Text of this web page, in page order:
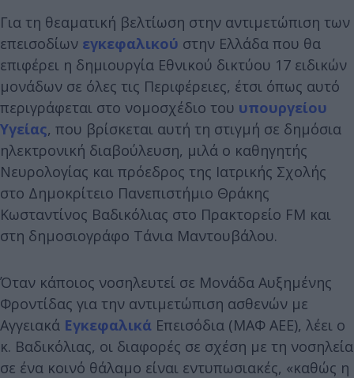
Για τη θεαματική βελτίωση στην αντιμετώπιση των
επεισοδίων εγκεφαλικού στην Ελλάδα που θα
επιφέρει η δημιουργία Εθνικού δικτύου 17 ειδικών
μονάδων σε όλες τις Περιφέρειες, έτσι όπως αυτό
περιγράφεται στο νομοσχέδιο του υπουργείου
Υγείας, που βρίσκεται αυτή τη στιγμή σε δημόσια
ηλεκτρονική διαβούλευση, μιλά ο καθηγητής
Νευρολογίας και πρόεδρος της Ιατρικής Σχολής
στο Δημοκρίτειο Πανεπιστήμιο Θράκης
Κωσταντίνος Βαδικόλιας στο Πρακτορείο FM και
στη δημοσιογράφο Τάνια Μαντουβάλου.
Όταν κάποιος νοσηλευτεί σε Μονάδα Αυξημένης
Φροντίδας για την αντιμετώπιση ασθενών με
Αγγειακά Εγκεφαλικά Επεισόδια (ΜΑΦ ΑΕΕ), λέει ο
κ. Βαδικόλιας, οι διαφορές σε σχέση με τη νοσηλεία
σε ένα κοινό θάλαμο είναι εντυπωσιακές, «καθώς η